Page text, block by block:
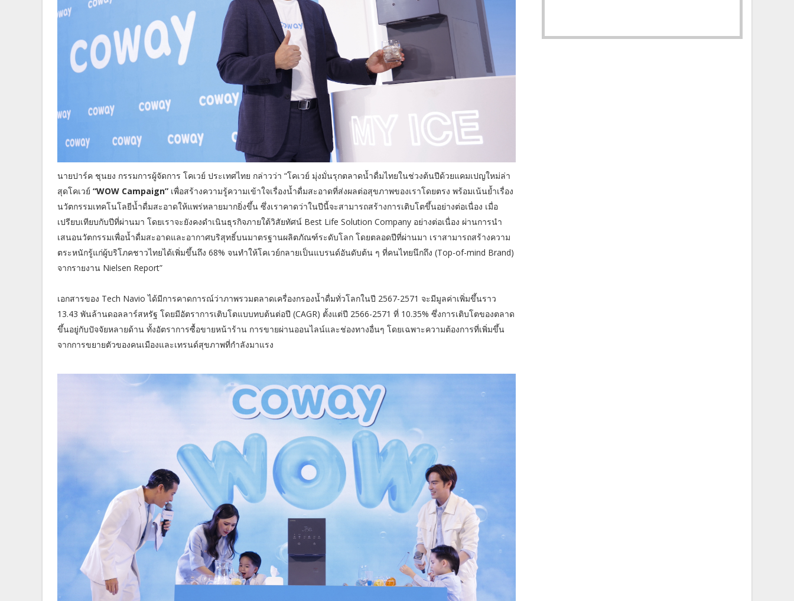
นายปาร์ค ชุนยง กรรมการผู้จัดการ โคเวย์ ประเทศไทย กล่าวว่า “โคเวย์ มุ่งมั่นรุกตลาดน้ำดื่มไทยในช่วงต้นปีด้วยแคมเปญใหม่ล่า
สุดโคเวย์ “WOW Campaign” เพื่อสร้างความรู้ความเข้าใจเรื่องน้ำดื่มสะอาดที่ส่งผลต่อสุขภาพของเราโดยตรง พร้อมเน้นย้ำเรื่อง
นวัตกรรมเทคโนโลยีน้ำดื่มสะอาดให้แพร่หลายมากยิ่งขึ้น ซึ่งเราคาดว่าในปีนี้จะสามารถสร้างการเติบโตขึ้นอย่างต่อเนื่อง เมื่อ
เปรียบเทียบกับปีที่ผ่านมา โดยเราจะยังคงดำเนินธุรกิจภายใต้วิสัยทัศน์ Best Life Solution Company อย่างต่อเนื่อง ผ่านการนำ
เสนอนวัตกรรมเพื่อน้ำดื่มสะอาดและอากาศบริสุทธิ์บนมาตรฐานผลิตภัณฑ์ระดับโลก โดยตลอดปีที่ผ่านมา เราสามารถสร้างความ
ตระหนักรู้แก่ผู้บริโภคชาวไทยได้เพิ่มขึ้นถึง 68% จนทำให้โคเวย์กลายเป็นแบรนด์อันดับต้น ๆ ที่คนไทยนึกถึง (Top-of-mind Brand)
จากรายงาน Nielsen Report”
เอกสารของ Tech Navio ได้มีการคาดการณ์ว่าภาพรวมตลาดเครื่องกรองน้ำดื่มทั่วโลกในปี 2567-2571 จะมีมูลค่าเพิ่มขึ้นราว
13.43 พันล้านดอลลาร์สหรัฐ โดยมีอัตราการเติบโตแบบทบต้นต่อปี (CAGR) ตั้งแต่ปี 2566-2571 ที่ 10.35% ซึ่งการเติบโตของตลาด
ขึ้นอยู่กับปัจจัยหลายด้าน ทั้งอัตราการซื้อขายหน้าร้าน การขายผ่านออนไลน์และช่องทางอื่นๆ โดยเฉพาะความต้องการที่เพิ่มขึ้น
จากการขยายตัวของคนเมืองและเทรนด์สุขภาพที่กำลังมาแรง